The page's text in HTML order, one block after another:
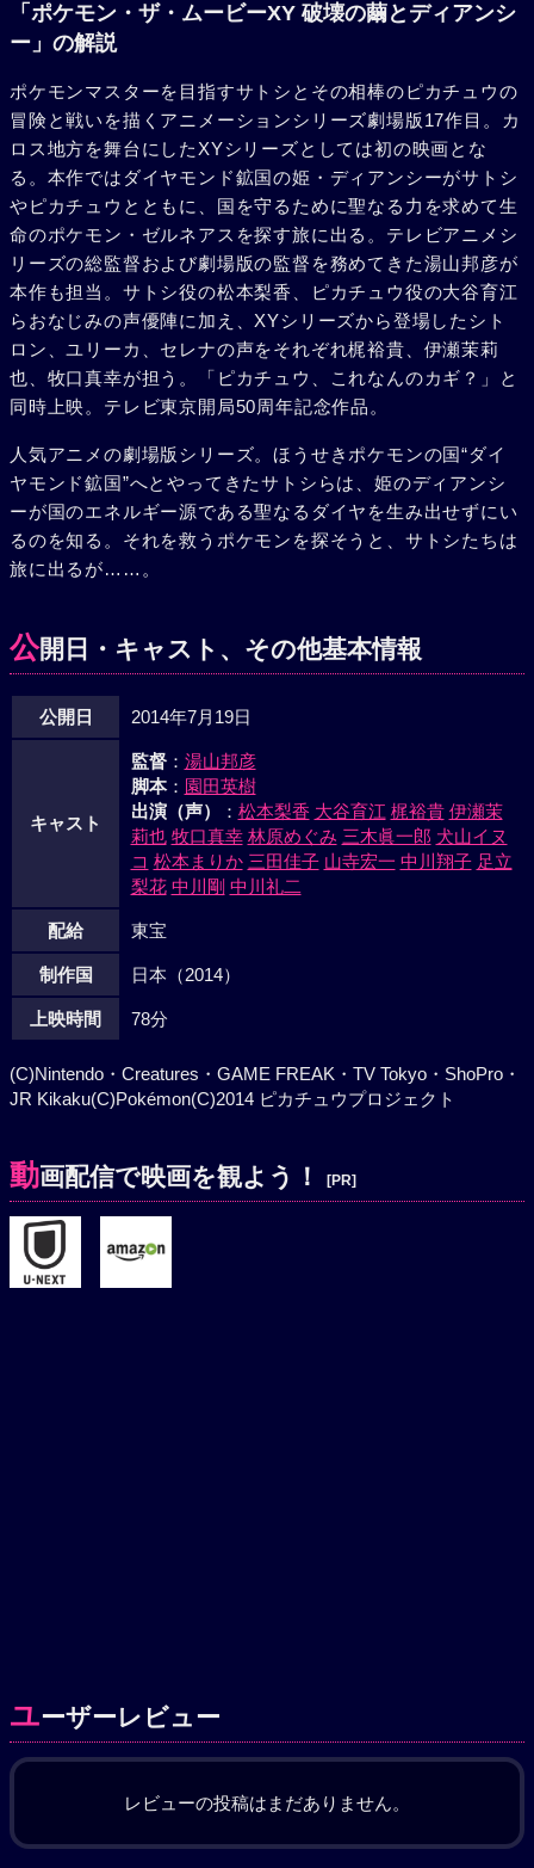
「ポケモン・ザ・ムービーXY 破壊の繭とディアンシ
ー」の解説
ポケモンマスターを目指すサトシとその相棒のピカチュウの
冒険と戦いを描くアニメーションシリーズ劇場版17作目。カ
ロス地方を舞台にしたXYシリーズとしては初の映画とな
る。本作ではダイヤモンド鉱国の姫・ディアンシーがサトシ
やピカチュウとともに、国を守るために聖なる力を求めて生
命のポケモン・ゼルネアスを探す旅に出る。テレビアニメシ
リーズの総監督および劇場版の監督を務めてきた湯山邦彦が
本作も担当。サトシ役の松本梨香、ピカチュウ役の大谷育江
らおなじみの声優陣に加え、XYシリーズから登場したシト
ロン、ユリーカ、セレナの声をそれぞれ梶裕貴、伊瀬茉莉
也、牧口真幸が担う。「ピカチュウ、これなんのカギ？」と
同時上映。テレビ東京開局50周年記念作品。
人気アニメの劇場版シリーズ。ほうせきポケモンの国“ダイ
ヤモンド鉱国”へとやってきたサトシらは、姫のディアンシ
ーが国のエネルギー源である聖なるダイヤを生み出せずにい
るのを知る。それを救うポケモンを探そうと、サトシたちは
旅に出るが……。
公開日・キャスト、その他基本情報
公開日 2014年7月19日
キャスト
監督： 湯山邦彦
脚本： 園田英樹
出演（声）
： 松本梨香 大谷育江 梶裕貴 伊瀬茉
莉也 牧口真幸 林原めぐみ 三木眞一郎 犬山イヌ
コ 松本まりか 三田佳子 山寺宏一 中川翔子 足立
梨花 中川剛 中川礼二
配給 東宝
制作国 日本（2014）
上映時間 78分
(C)Nintendo・Creatures・GAME FREAK・TV Tokyo・ShoPro・
JR Kikaku(C)Pokémon(C)2014 ピカチュウプロジェクト
動画配信で映画を観よう！ [PR]
ユーザーレビュー
レビューの投稿はまだありません。